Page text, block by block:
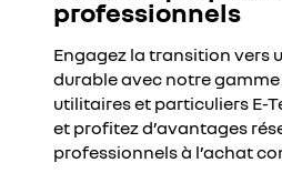
professionnels
Engagez la transition vers
durable avec notre
utilitaires et particuliers E-
et profitez d’avantages
professionnels à l’achat